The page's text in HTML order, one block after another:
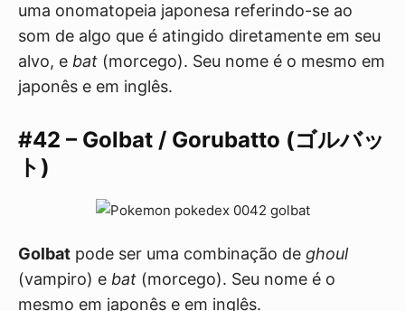
uma onomatopeia japonesa referindo-se ao
som de algo que é atingido diretamente em seu
alvo, e bat (morcego). Seu nome é o mesmo em
japonês e em inglês.
#42 – Golbat / Gorubatto (ゴルバッ
ト)
Golbat pode ser uma combinação de ghoul
(vampiro) e bat (morcego). Seu nome é o
mesmo em japonês e em inglês.